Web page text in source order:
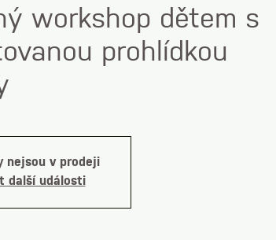
workshop dětem s
prohlídkou
nejsou v prodeji
další události